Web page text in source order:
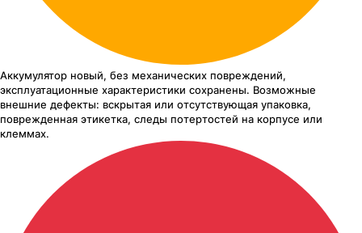
Аккумулятор новый, без механических повреждений,
эксплуатационные характеристики сохранены. Возможные
внешние дефекты: вскрытая или отсутствующая упаковка,
поврежденная этикетка, следы потертостей на корпусе или
клеммах.